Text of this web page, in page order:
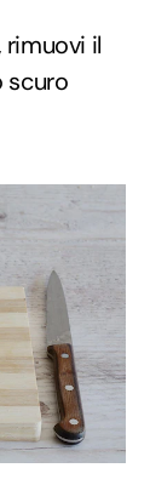
rimuovi il
scuro